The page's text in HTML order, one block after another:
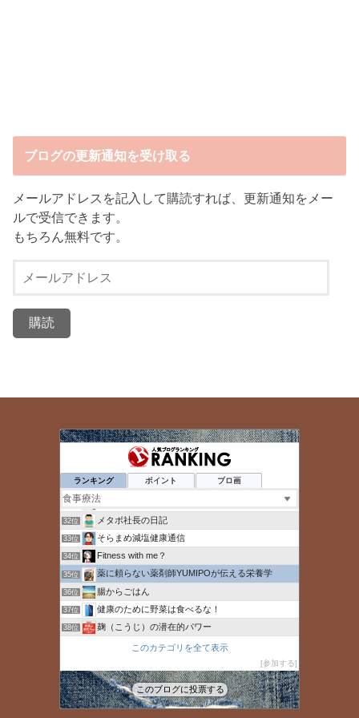
ブログの更新通知を受け取る
メールアドレスを記入して購読すれば、更新通知をメー
ルで受信できます。
もちろん無料です。
ル
ランキング ポイント ブロ画
トコナキス｜健康＆楽しみ研究所
ひとー人（ひとハイフン人）
30位 心と体を整えて内側から健康に
31位 25歳の若白髪男子が90日間で黒髪を復活させた話
32位 メタボ社長の日記
33位 そらまめ減塩健康通信
34位 Fitness with me？
35位 薬に頼らない薬剤師YUMIPOが伝える栄養学
36位 腸からごはん
37位 健康のために野菜は食べるな！
38位 麹（こうじ）の潜在的パワー
食べられる山野草を食卓へ・・・野草が病を予防する
IBD（潰瘍性大腸炎・クローン病）のまとめブログ
41位 短縮版メルマガ「暮しの赤信号」公開のページ
42位 『透析×生活』アラフィフ女の元気の秘訣
このカテゴリを全て表示
参加する
このブログに投票する